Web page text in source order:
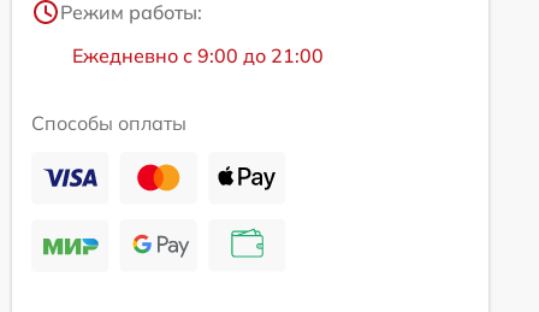
Режим работы:
Ежедневно с 9:00 до 21:00
Способы оплаты